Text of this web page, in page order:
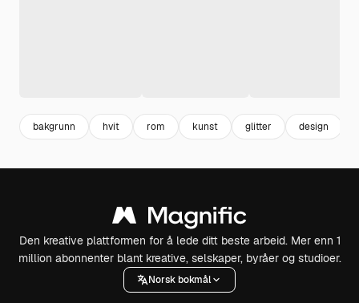
bakgrunn hvit rom kunst glitter design
Den kreative plattformen for å lede ditt beste arbeid. Mer enn 1
million abonnenter blant kreative, selskaper, byråer og studioer.
Norsk bokmål